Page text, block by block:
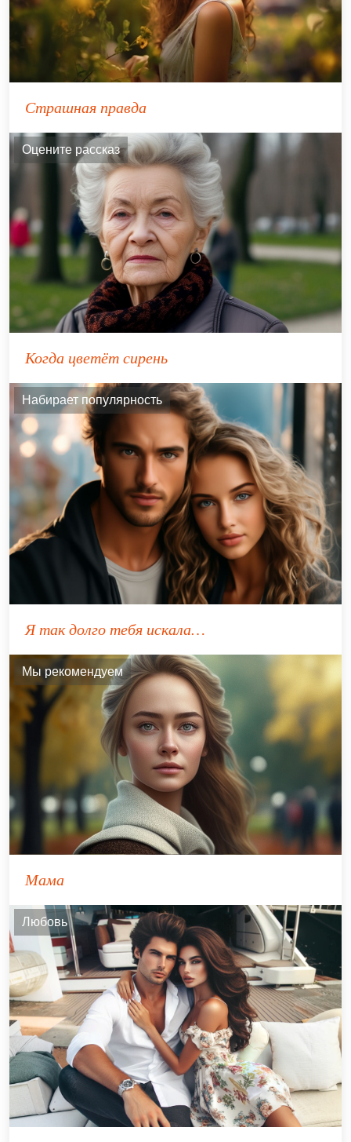
Страшная правда
Оцените рассказ
Когда цветёт сирень
Набирает популярность
Я так долго тебя искала…
Мы рекомендуем
Мама
Любовь